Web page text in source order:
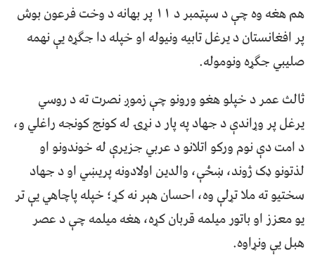
هم هغه وه چې د سپټمبر د ۱۱ پر بهانه د وخت فرعون بوش
پر افغانستان د یرغل تابیه ونیوله او خپله دا جګړه یې نهمه
صلیبي جګړه ونوموله.
ثالث عمر د خپلو هغو ورونو چې زموږ نصرت ته د روسي
یرغل پر وړاندې د جهاد په پار د نړۍ له کونج کونجه راغلي و،
د امت دې نوم ورکو اتلانو د عربي جزیرې له خوندونو او
لذتونو ډک ژوند، ښځې، والدین اولادونه پریښي او د جهاد
سختیو ته ملا تړلې وه، احسان هېر نه کړ؛ خپله پاچاهي یې تر
یو معزز او باتور میلمه قربان کړه، هغه میلمه چې د عصر
هبل یې ونړاوه.